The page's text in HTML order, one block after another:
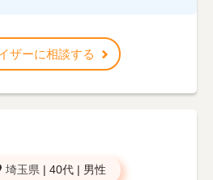
ザーに相談する
埼玉県 | 40代 | 男性